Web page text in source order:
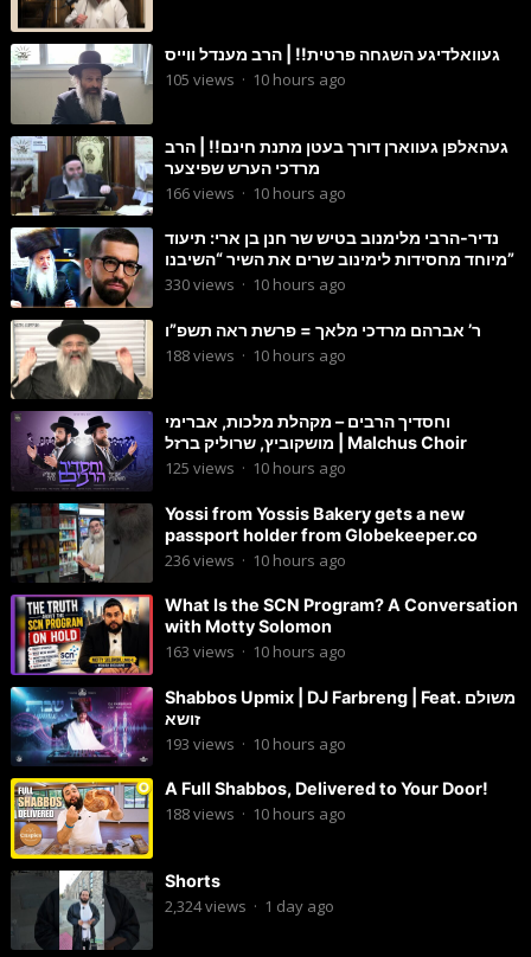
געוואלדיגע השגחה פרטית!! | הרב מענדל ווייס
105 views · 10 hours ago
געהאלפן געווארן דורך בעטן מתנת חינם!! | הרב
מרדכי הערש שפיצער
166views · 10 hours ago
נדיר-הרבי מלימנוב בטיש שר חנן בן ארי: תיעוד
מיוחד מחסידות לימינוב שרים את השיר “השיבנו”
330views · 10 hours ago
ר’ אברהם מרדכי מלאך = פרשת ראה תשפ”ו
188views · 10 hours ago
וחסדיך הרבים – מקהלת מלכות, אברימי
מושקוביץ, שרוליק ברזל | Malchus Choir
125 views · 10 hours ago
Yossi from Yossis Bakery gets a new
passport holder from Globekeeper.co
236views · 10 hours ago
What Is the SCN Program? A Conversation
with Motty Solomon
163 views · 10 hours ago
Shabbos Upmix | DJ Farbreng | Feat. משולם
זושא
193 views · 10 hours ago
A Full Shabbos, Delivered to Your Door!
188views · 10 hours ago
Shorts
2,324views · 1 day ago